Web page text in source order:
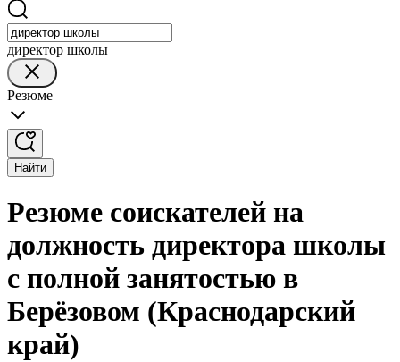
директор школы
Резюме
Найти
Резюме соискателей на
должность директора школы
с полной занятостью в
Берёзовом (Краснодарский
край)